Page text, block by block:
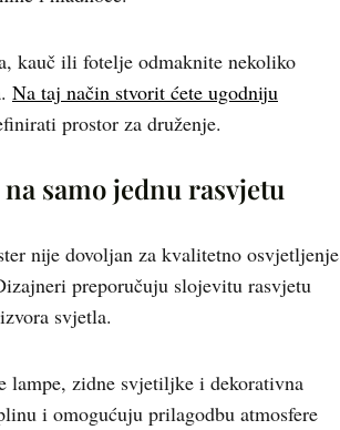
kauč ili fotelje odmaknite nekoliko
Na taj način stvorit ćete ugodniju
prostor za druženje.
samo jednu rasvjetu
nije dovoljan za kvalitetno osvjetljenje
preporučuju slojevitu rasvjetu
svjetla.
lampe, zidne svjetiljke i dekorativna
i omogućuju prilagodbu atmosfere